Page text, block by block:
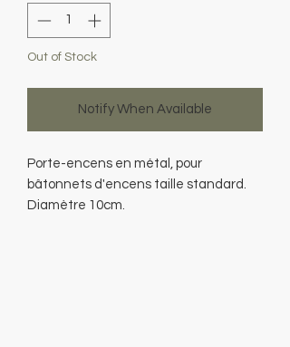
Out of Stock
Notify When Available
Porte-encens en métal, pour
bâtonnets d'encens taille standard.
Diamètre 10cm.